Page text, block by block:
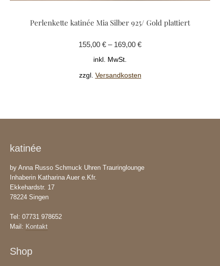
mehrere
Perlenkette katinée Mia Silber 925/ Gold plattiert
155,00 € – 169,00 €
inkl. MwSt.
zzgl. Versandkosten
katinée
by Anna Russo Schmuck Uhren Trauringlounge
Inhaberin Katharina Auer e.Kfr.
Ekkehardstr. 17
78224 Singen
Tel: 07731 978652
Mail: Kontakt
Shop